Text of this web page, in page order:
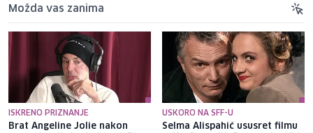
Možda vas zanima
ISKRENO PRIZNANJE
Brat Angeline Jolie nakon
USKORO NA SFF-U
Selma Alispahić ususret filmu